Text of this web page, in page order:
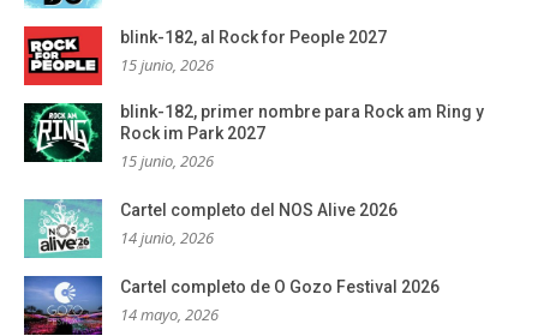
blink-182, al Rock for People 2027
15 junio, 2026
blink-182, primer nombre para Rock am Ring y
Rock im Park 2027
15 junio, 2026
Cartel completo del NOS Alive 2026
14 junio, 2026
Cartel completo de O Gozo Festival 2026
14 mayo, 2026